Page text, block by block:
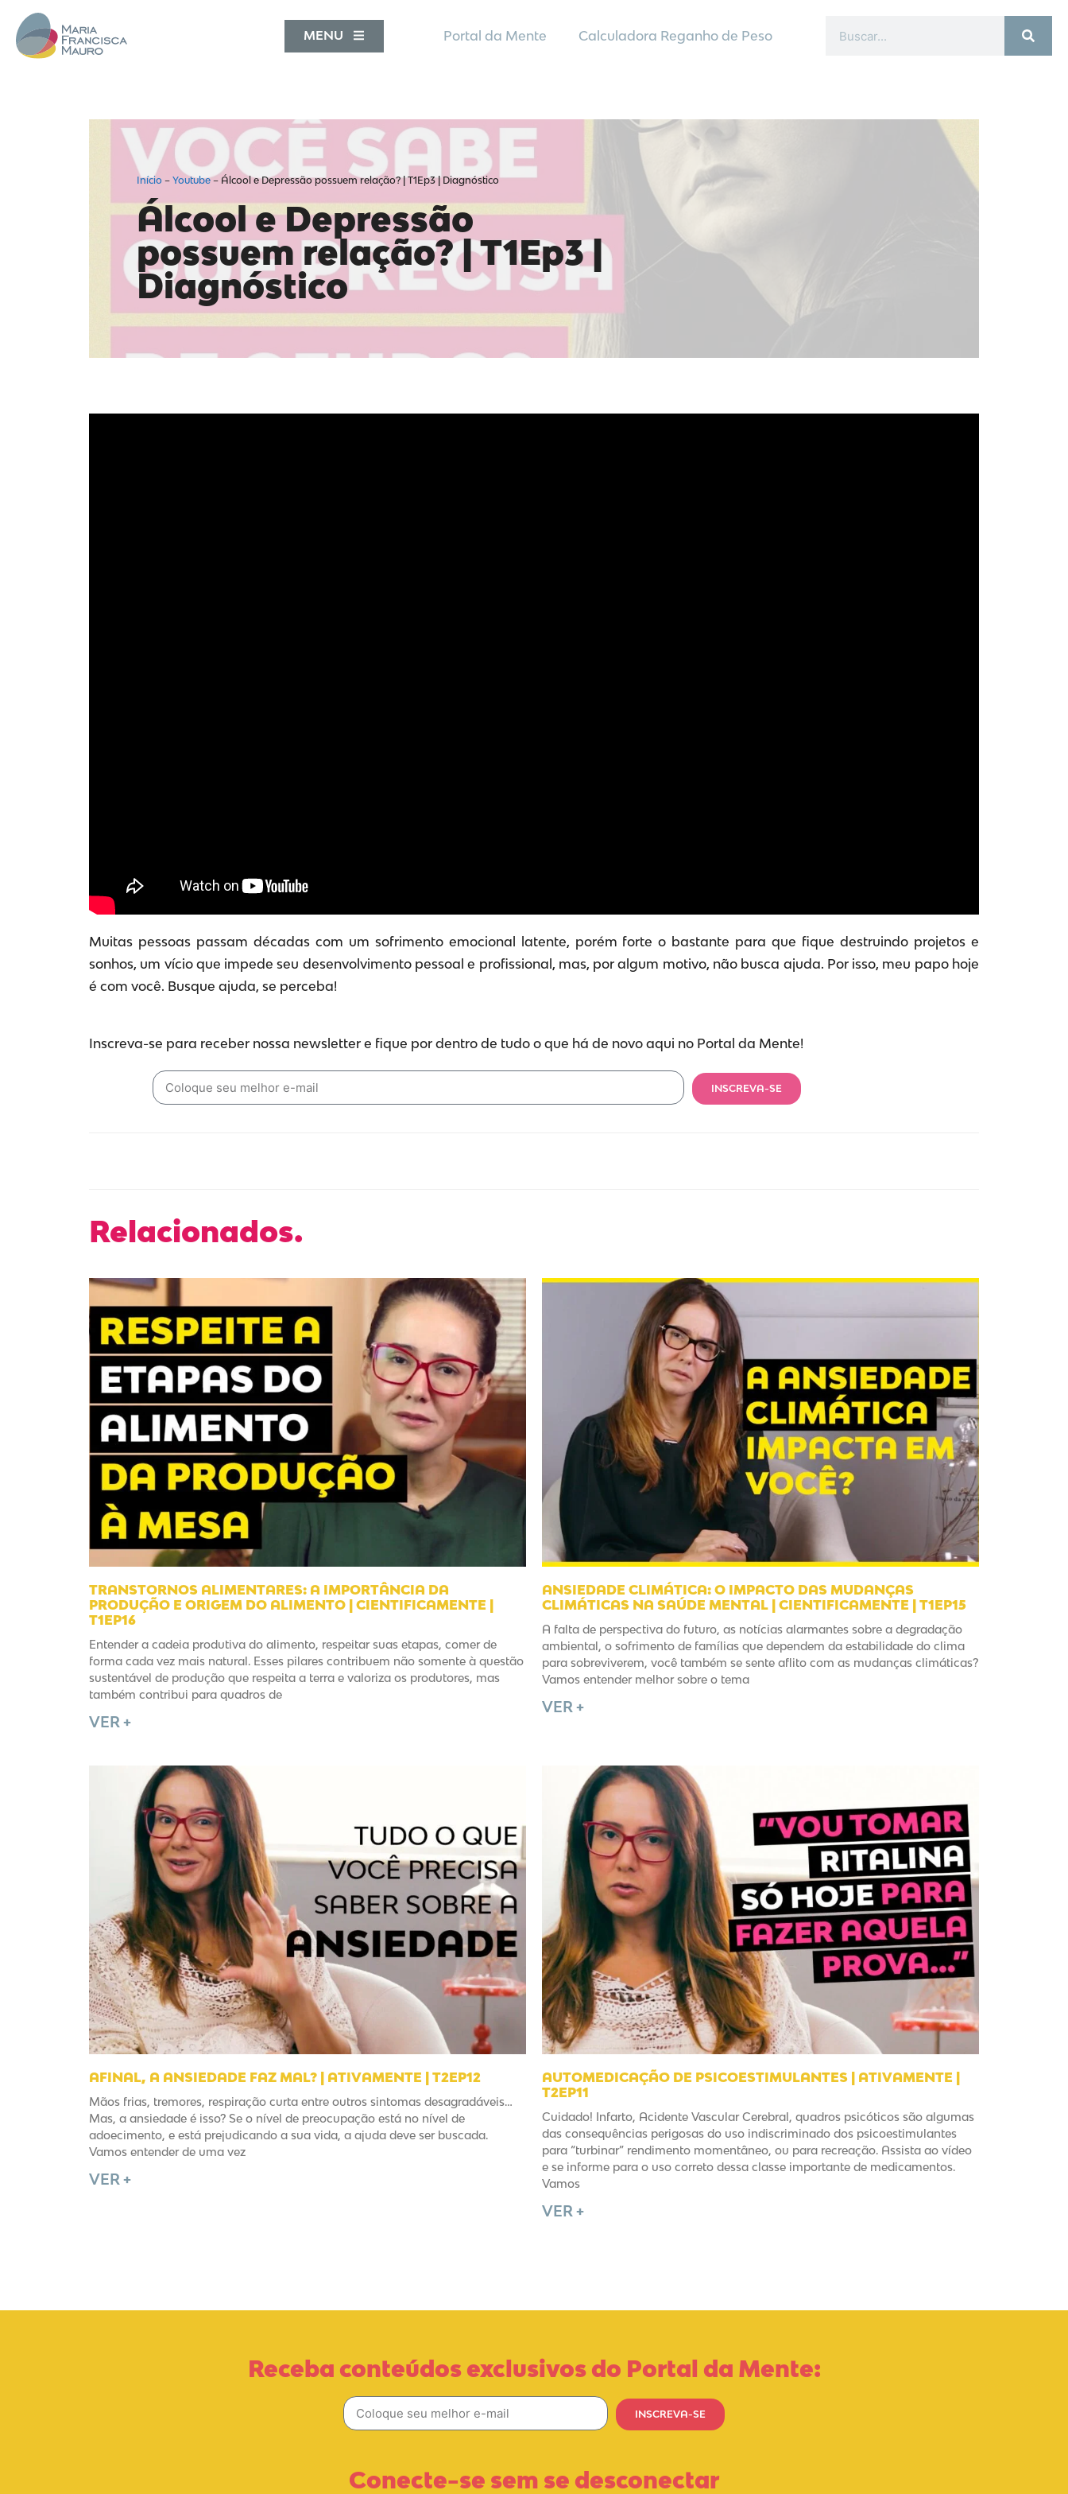
MENU Portal da Mente Calculadora Reganho de Peso
Início – Youtube– Álcool e Depressão possuem relação? | T1Ep3 | Diagnóstico
Álcool e Depressão
possuem relação? | T1Ep3 |
Diagnóstico
Muitas pessoas passam décadas com um sofrimento emocional latente, porém forte o bastante para que fique destruindo projetos e
sonhos, um vício que impede seu desenvolvimento pessoal e profissional, mas, por algum motivo, não busca ajuda. Por isso, meu papo hoje
é com você. Busque ajuda, se perceba!
Inscreva-se para receber nossa newsletter e fique por dentro de tudo o que há de novo aqui no Portal da Mente!
INSCREVA-SE
Relacionados.
TRANSTORNOS ALIMENTARES: A IMPORTÂNCIA DA
PRODUÇÃO E ORIGEM DO ALIMENTO | CIENTIFICAMENTE |
T1EP16
Entender a cadeia produtiva do alimento, respeitar suas etapas, comer de
forma cada vez mais natural. Esses pilares contribuem não somente à questão
sustentável de produção que respeita a terra e valoriza os produtores, mas
também contribui para quadros de
VER +
ANSIEDADE CLIMÁTICA: O IMPACTO DAS MUDANÇAS
CLIMÁTICAS NA SAÚDE MENTAL | CIENTIFICAMENTE | T1EP15
A falta de perspectiva do futuro, as notícias alarmantes sobre a degradação
ambiental, o sofrimento de famílias que dependem da estabilidade do clima
para sobreviverem, você também se sente aflito com as mudanças climáticas?
Vamos entender melhor sobre o tema
VER +
AFINAL, A ANSIEDADE FAZ MAL? | ATIVAMENTE | T2EP12
Mãos frias, tremores, respiração curta entre outros sintomas desagradáveis…
Mas, a ansiedade é isso? Se o nível de preocupação está no nível de
adoecimento, e está prejudicando a sua vida, a ajuda deve ser buscada.
Vamos entender de uma vez
VER +
AUTOMEDICAÇÃO DE PSICOESTIMULANTES | ATIVAMENTE |
T2EP11
Cuidado! Infarto, Acidente Vascular Cerebral, quadros psicóticos são algumas
das consequências perigosas do uso indiscriminado dos psicoestimulantes
para “turbinar” rendimento momentâneo, ou para recreação. Assista ao vídeo
e se informe para o uso correto dessa classe importante de medicamentos.
Vamos
VER +
Receba conteúdos exclusivos do Portal da Mente:
INSCREVA-SE
Conecte-se sem se desconectar